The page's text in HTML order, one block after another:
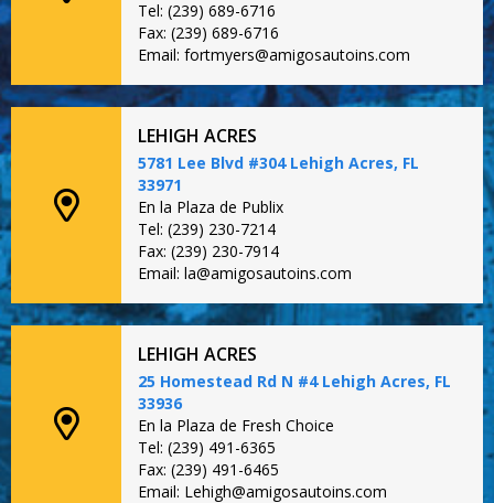
Tel: (239) 689-6716
Fax: (239) 689-6716
Email: fortmyers@amigosautoins.com
LEHIGH ACRES
5781 Lee Blvd #304 Lehigh Acres, FL
33971
En la Plaza de Publix
Tel: (239) 230-7214
Fax: (239) 230-7914
Email: la@amigosautoins.com
LEHIGH ACRES
25 Homestead Rd N #4 Lehigh Acres, FL
33936
En la Plaza de Fresh Choice
Tel: (239) 491-6365
Fax: (239) 491-6465
Email: Lehigh@amigosautoins.com